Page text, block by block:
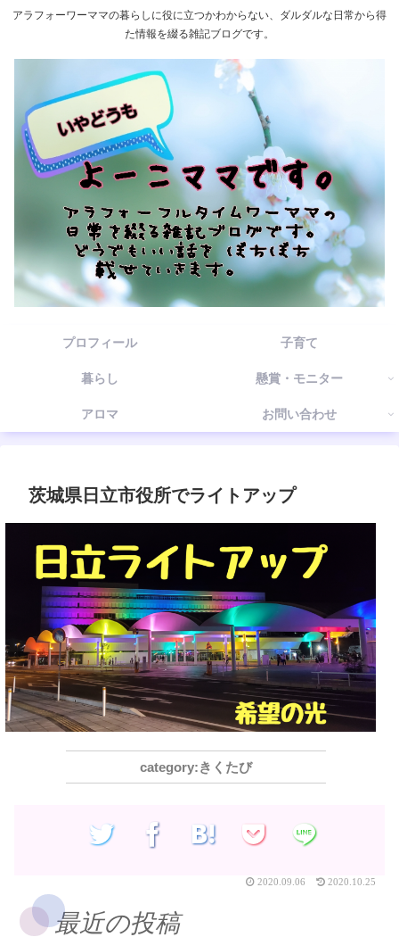
アラフォーワーママの暮らしに役に立つかわからない、ダルダルな日常から得
た情報を綴る雑記ブログです。
プロフィール 子育て
暮らし 懸賞・モニター
アロマ お問い合わせ
茨城県日立市役所でライトアップ
きくたび
2020.09.06 2020.10.25
最近の投稿